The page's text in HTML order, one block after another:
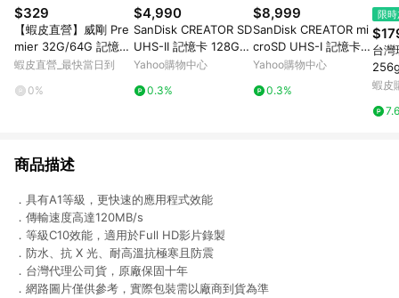
$329
【蝦皮直營】威剛 Pre
mier 32G/64G 記憶卡
(附轉卡) micro SD A1
蝦皮直營_最快當日到
0%
$4,990
SanDisk CREATOR SD
UHS-II 記憶卡 128GB
(公司貨)
Yahoo購物中心
0.3%
$8,999
SanDisk CREATOR mi
croSD UHS-I 記憶卡 1
TB(公司貨)
Yahoo購物中心
0.3%
限
台灣
B記
機平
蝦皮
商品描述
．具有A1等級，更快速的應用程式效能
．傳輸速度高達120MB/s
．等級C10效能，適用於Full HD影片錄製
．防水、抗 X 光、耐高溫抗極寒且防震
．台灣代理公司貨，原廠保固十年
．網路圖片僅供參考，實際包裝需以廠商到貨為準